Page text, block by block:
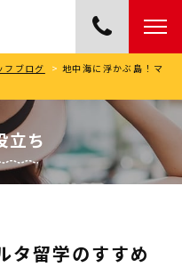
フブログ > 地中海に浮かぶ島！マ
立ち
タ留学のすすめ